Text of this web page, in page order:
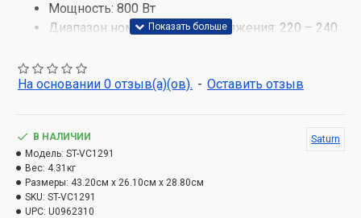
Мощность: 800 Вт
Диапазон номинального напряжения: 220 – 240
Номинальная частота: 50/60 Гц
Номинальный ток: 3,6 А
Автоматический сматыватель кабеля
Длина кабеля: 4,8 м
Емкость пылесборника: 1,5 л
Щетка для пола/ковров и инструмент для
На основании 0 отзыв(а)(ов). - Оставить отзыв
В НАЛИЧИИ
Модель: ST-VC1291
Вес: 4.31кг
Размеры: 43.20см x 26.10см x 28.80см
SKU: ST-VC1291
UPC: U0962310
Saturn